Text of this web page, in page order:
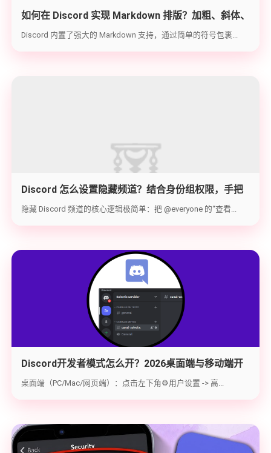
如何在 Discord 实现 Markdown 排版？加粗、斜体、
代码块与隐藏文字教学
Discord 内置了强大的 Markdown 支持，通过简单的符号包裹...
Discord 怎么设置隐藏频道？结合身份组权限，手把
手教你打造 100% 私密的专属频道
隐藏 Discord 频道的核心逻辑极简单：把 @everyone 的“查看...
Discord开发者模式怎么开？2026桌面端与移动端开
启教程与获取ID指南
桌面端（PC/Mac/网页端）：点击左下角⚙️用户设置 -> 高...